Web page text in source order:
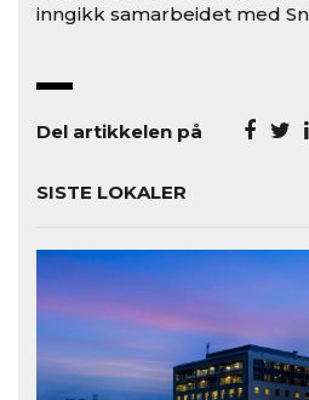
inngikk samarbeidet med
Del artikkelen på
SISTE LOKALER